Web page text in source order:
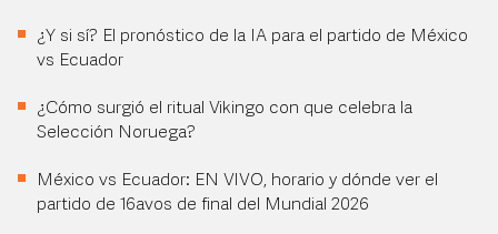
¿Y si sí? El pronóstico de la IA para el partido de México
vs Ecuador
¿Cómo surgió el ritual Vikingo con que celebra la
Selección Noruega?
México vs Ecuador: EN VIVO, horario y dónde ver el
partido de 16avos de final del Mundial 2026